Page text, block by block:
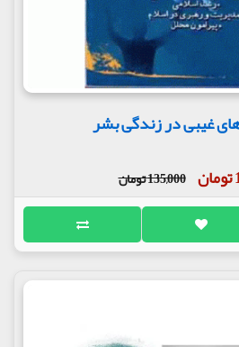
غیبی در زندگی بشر
135,000 تومان